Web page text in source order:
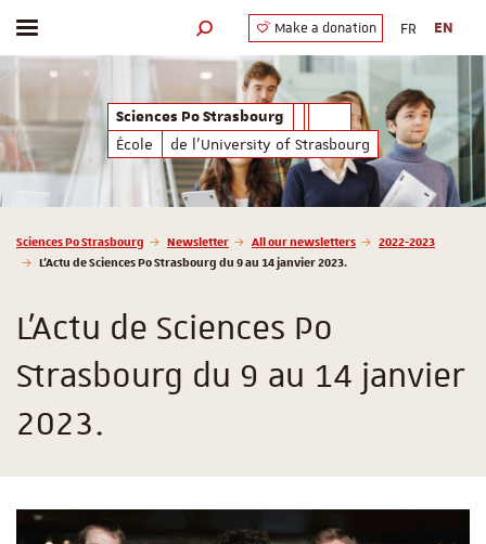
Sciences Po Strasbourg
École
de l'University of Strasbourg
Toggle menu Search engine
Make a donation FR EN
Vous êtes ici :
Sciences Po Strasbourg Newsletter All our newsletters
2022-2023
L'Actu de Sciences Po Strasbourg du 9 au 14 janvier 2023.
L'Actu de Sciences Po
Strasbourg du 9 au 14 janvier
2023.